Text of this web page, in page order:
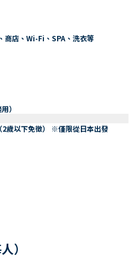
商店、Wi-Fi、SPA、洗衣等
）
歲以下免徵） ※僅限從日本出發
）